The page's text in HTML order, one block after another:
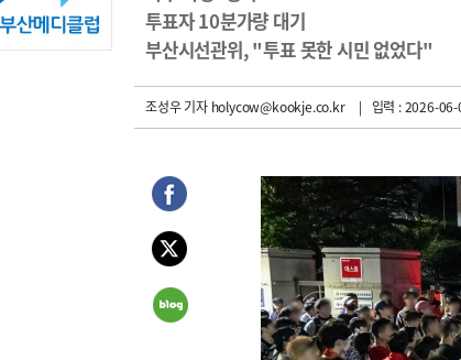
투표자 10분가량 대기
부산시선관위, "투표 못한 시민 없었다"
조성우 기자holycow@kookje.co.kr | 입력 : 2026-